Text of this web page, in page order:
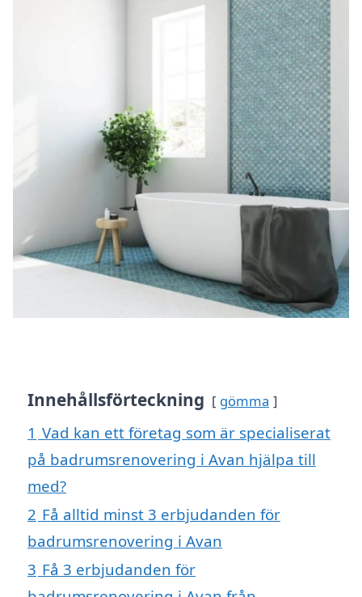
Innehållsförteckning gömma
1 Vad kan ett företag som är specialiserat
på badrumsrenovering i Avan hjälpa till
med?
2 Få alltid minst 3 erbjudanden för
badrumsrenovering i Avan
3 Få 3 erbjudanden för